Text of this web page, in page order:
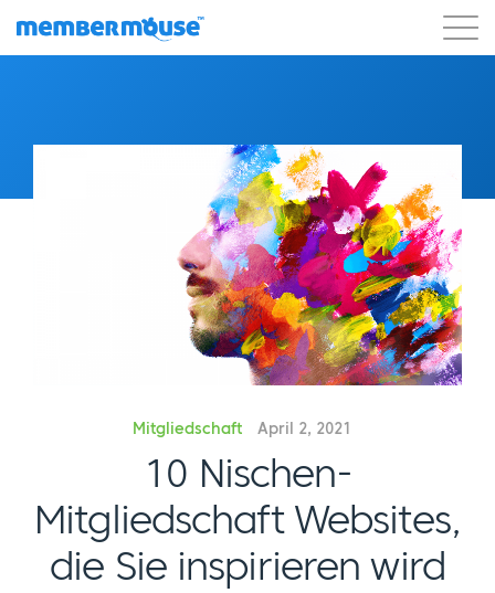
Los geht's
Mitgliedschaft April 2, 2021
10 Nischen-
Mitgliedschaft Websites,
die Sie inspirieren wird